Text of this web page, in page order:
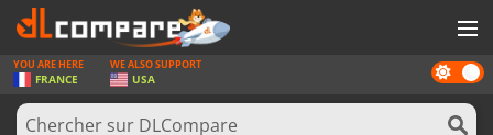
JEUX
CARTES PRÉPAYÉES
Dark
mode
YOU ARE HERE
FRANCE
WE ALSO SUPPORT
USA